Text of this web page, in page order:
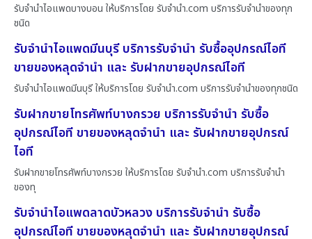
รับจำนำไอแพดบางบอน ให้บริการโดย รับจํานํา.com บริการรับจำนำของทุก
ชนิด
รับจำนำไอแพดมีนบุรี บริการรับจำนำ รับซื้ออุปกรณ์ไอที
ขายของหลุดจำนำ และ รับฝากขายอุปกรณ์ไอที
รับจำนำไอแพดมีนบุรี ให้บริการโดย รับจํานํา.com บริการรับจำนำของทุกชนิด
รับฝากขายโทรศัพท์บางกรวย บริการรับจำนำ รับซื้อ
อุปกรณ์ไอที ขายของหลุดจำนำ และ รับฝากขายอุปกรณ์
ไอที
รับฝากขายโทรศัพท์บางกรวย ให้บริการโดย รับจํานํา.com บริการรับจำนำ
ของทุ
รับจำนำไอแพดลาดบัวหลวง บริการรับจำนำ รับซื้อ
อุปกรณ์ไอที ขายของหลุดจำนำ และ รับฝากขายอุปกรณ์